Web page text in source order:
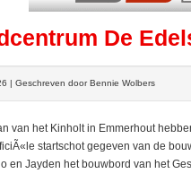
De
| Geschreven door Bennie Wolbers
van het Kinholt in Emmerhout
startschot gegeven van de
en Jayden het bouwbord van het